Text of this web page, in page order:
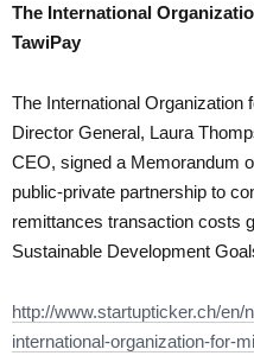
The International
TawiPay
The International Organization
Director General, Laura
CEO, signed a Memorandum
public-private partnership to
remittances transaction costs
Sustainable Development
http://www.startupticker.ch/en/
international-organization-for-